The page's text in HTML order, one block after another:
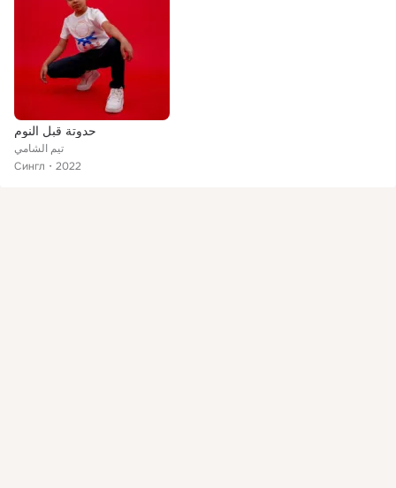
حدوتة قبل النوم
تيم الشامي
Сингл
2022